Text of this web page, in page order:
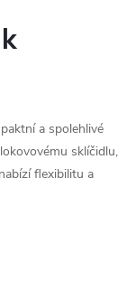
a spolehlivé
sklíčidlu,
flexibilitu a